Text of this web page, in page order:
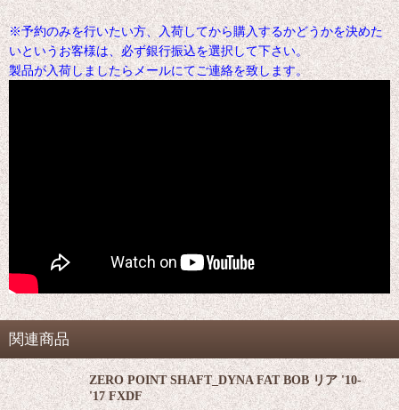
※予約のみを行いたい方、入荷してから購入するかどうかを決めた
いというお客様は、必ず銀行振込を選択して下さい。
製品が入荷しましたらメールにてご連絡を致します。
関連商品
ZERO POINT SHAFT_DYNA FAT BOB リア '10-
'17 FXDF